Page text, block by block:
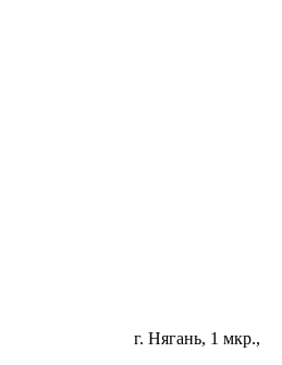
г. Нягань, 1 мкр.,